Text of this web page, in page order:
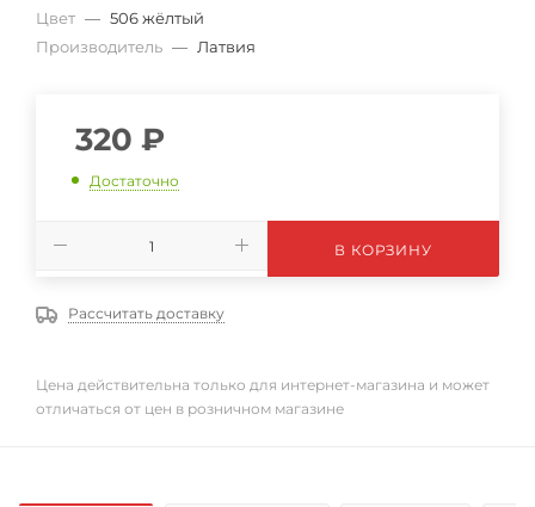
Цвет — 506 жёлтый
Производитель — Латвия
320 ₽
Достаточно
В КОРЗИНУ
Рассчитать доставку
Цена действительна только для интернет-магазина и может
отличаться от цен в розничном магазине